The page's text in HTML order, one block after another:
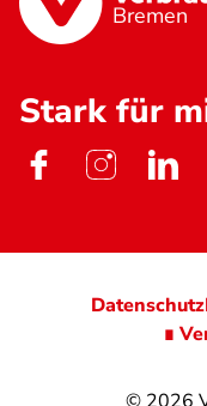
Bremen
Stark für
Datenschutz
∎